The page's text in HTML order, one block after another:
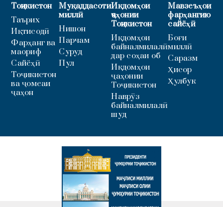
Тоҷикистон
Таърих
Иқтисодӣ
Фарҳанг ва
маориф
Сайёҳӣ
Тоҷикистон
ва ҷомеаи
ҷаҳон
Муқаддасоти
миллӣ
Нишон
Парчам
Суруд
Пул
Иқдомҳои
ҷаҳонии
Тоҷикистон
Иқдомҳои
байналмилалӣ
дар соҳаи об
Иқдомҳои
ҷаҳонии
Тоҷикистон
Наврӯз
байналмилалӣ
шуд
Мавзеъҳои
фарҳангию
сайёҳӣ
Боғи
миллӣ
Саразм
Ҳисор
Ҳулбук